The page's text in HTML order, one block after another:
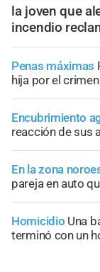
la joven que
incendio
Penas máximas
hija por el
Encubrimiento
reacción de sus
En la zona
pareja en auto
Homicidio Una
terminó con un